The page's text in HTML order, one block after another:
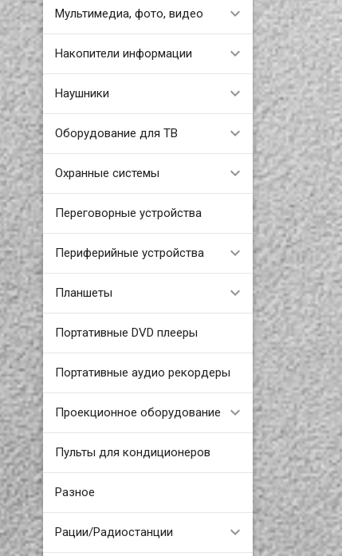
Мультимедиа, фото, видео
Накопители информации
Наушники
Оборудование для ТВ
Охранные системы
Переговорные устройства
Периферийные устройства
Планшеты
Портативные DVD плееры
Портативные аудио рекордеры
Проекционное оборудование
Пульты для кондиционеров
Разное
Рации/Радиостанции